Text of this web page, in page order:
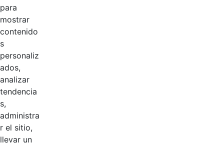
para
mostrar
contenido
s
personaliz
ados,
analizar
tendencia
s,
administra
r el sitio,
llevar un